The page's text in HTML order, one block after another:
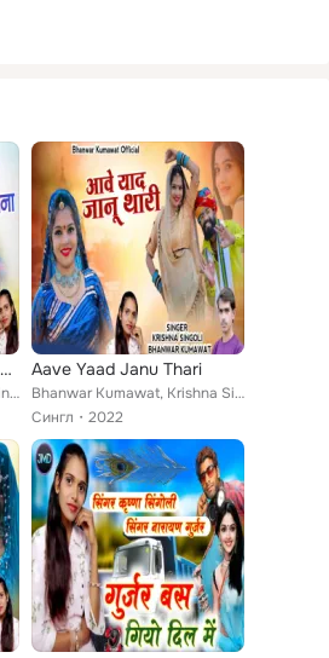
Janu Ka Chakkar Me Duja Ke Ghare Sona
Bhawar Kumawat, Krishna Singoli
Aave Yaad Janu Thari
Bhanwar Kumawat, Krishna Singoli
Сингл
2022